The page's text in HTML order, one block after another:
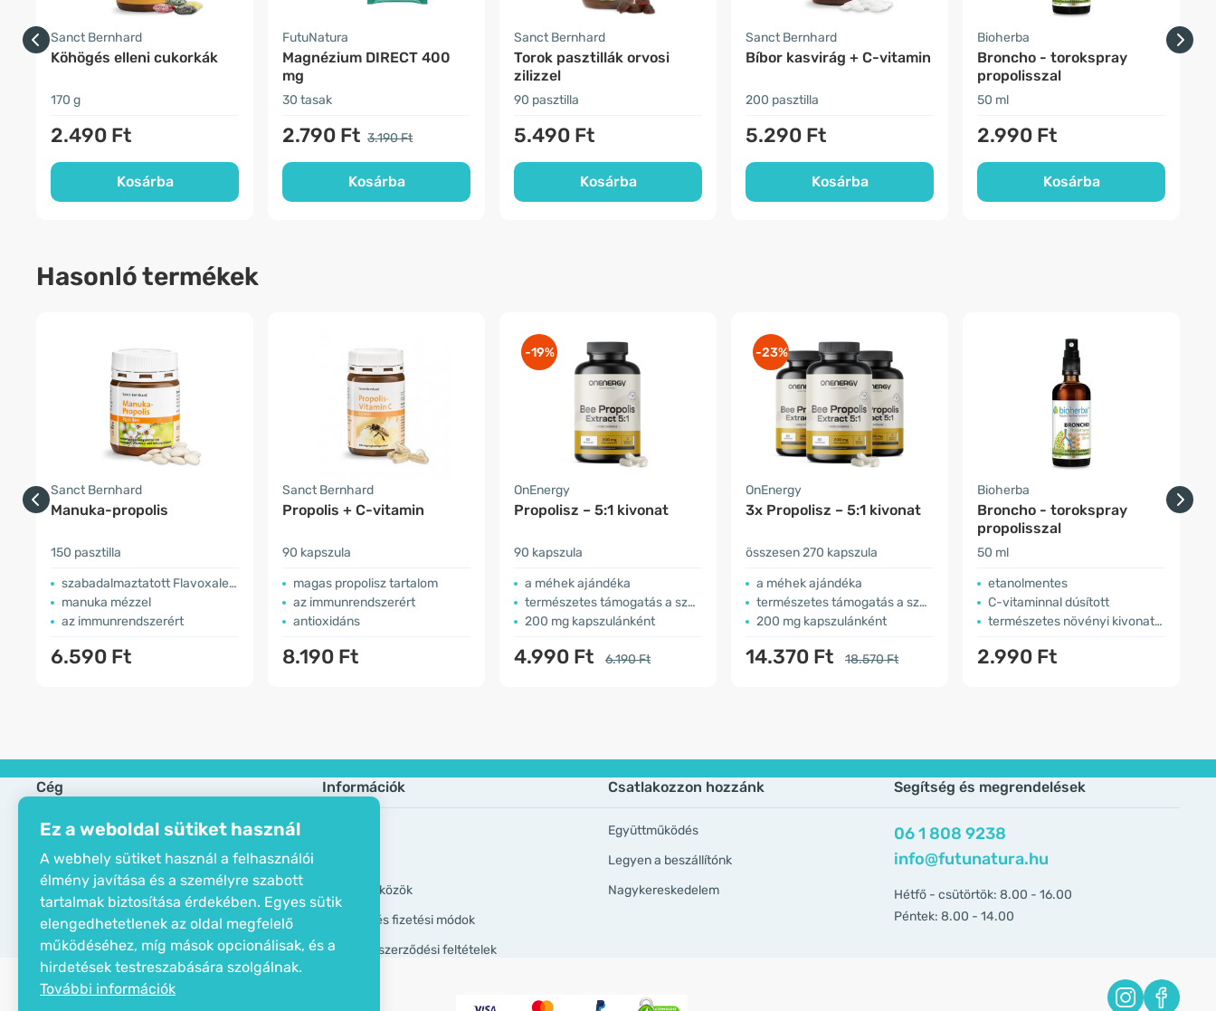
Ez a weboldal sütiket használ
A webhely sütiket használ a felhasználói
élmény javítása és a személyre szabott
tartalmak biztosítása érdekében. Egyes sütik
elengedhetetlenek az oldal megfelelő
működéséhez, míg mások opcionálisak, és a
hirdetések testreszabására szolgálnak.
További információk
Sanct Bernhard
Köhögés elleni cukorkák
170 g
2.490 Ft
Kosárba
FutuNatura
Magnézium DIRECT 400
mg
30 tasak
2.790 Ft 3.190 Ft
Kosárba
Sanct Bernhard
Torok pasztillák orvosi
zilizzel
90 pasztilla
5.490 Ft
Kosárba
Sanct Bernhard
Bíbor kasvirág + C-vitamin
200 pasztilla
5.290 Ft
Kosárba
Bioherba
Broncho - torokspray
propolisszal
50 ml
2.990 Ft
Kosárba
Hasonló termékek
Sanct Bernhard
Manuka-propolis
150 pasztilla
szabadalmaztatott Flavoxale® formula
manuka mézzel
az immunrendszerért
6.590 Ft
Sanct Bernhard
Propolis + C-vitamin
90 kapszula
magas propolisz tartalom
az immunrendszerért
antioxidáns
8.190 Ft
-19%
OnEnergy
Propolisz – 5:1 kivonat
90 kapszula
a méhek ajándéka
természetes támogatás a szervezet számára
200 mg kapszulánként
4.990 Ft 6.190 Ft
-23%
OnEnergy
3x Propolisz – 5:1 kivonat
összesen 270 kapszula
a méhek ajándéka
természetes támogatás a szervezet számára
200 mg kapszulánként
14.370 Ft 18.570 Ft
Bioherba
Broncho - torokspray
propolisszal
50 ml
etanolmentes
C-vitaminnal dúsított
természetes növényi kivonatokkal
2.990 Ft
Cég
Öko tanusítvány
Elérhetőségek
Rólunk
Információk
GDPR eszközök
Szállítási és fizetési módok
Általános szerződési feltételek
Csatlakozzon hozzánk
Együttműködés
Legyen a beszállítónk
Nagykereskedelem
Segítség és megrendelések
06 1 808 9238
info@futunatura.hu
Hétfő - csütörtök: 8.00 - 16.00
Péntek: 8.00 - 14.00